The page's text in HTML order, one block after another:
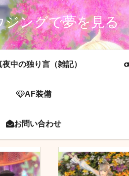
ジングで夢を見る
夜中の独り言（雑記）
AF装備
お問い合わせ